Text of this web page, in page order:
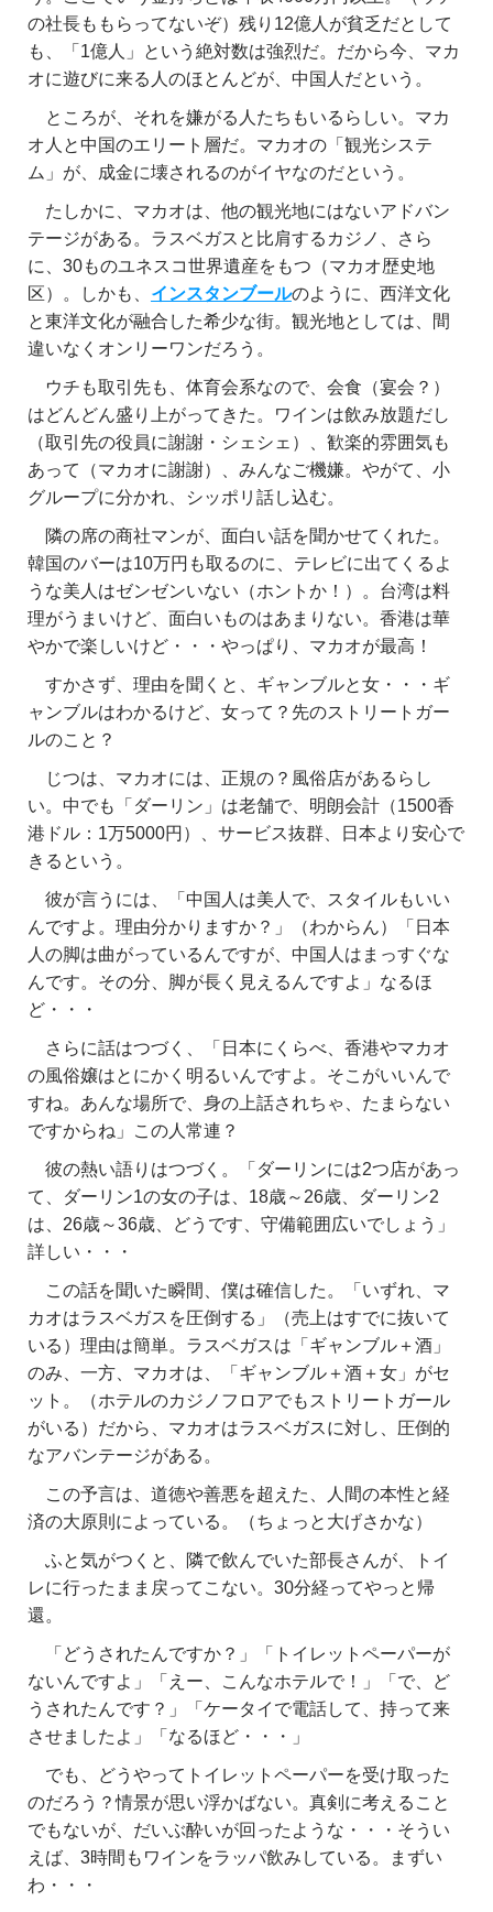
の社長ももらってないぞ）残り12億人が貧乏だとして
も、「1億人」という絶対数は強烈だ。だから今、マカ
オに遊びに来る人のほとんどが、中国人だという。
ところが、それを嫌がる人たちもいるらしい。マカ
オ人と中国のエリート層だ。マカオの「観光システ
ム」が、成金に壊されるのがイヤなのだという。
たしかに、マカオは、他の観光地にはないアドバン
テージがある。ラスベガスと比肩するカジノ、さら
に、30ものユネスコ世界遺産をもつ（マカオ歴史地
区）。しかも、 インスタンブールのように、西洋文化
と東洋文化が融合した希少な街。観光地としては、間
違いなくオンリーワンだろう。
ウチも取引先も、体育会系なので、会食（宴会？）
はどんどん盛り上がってきた。ワインは飲み放題だし
（取引先の役員に謝謝・シェシェ）、歓楽的雰囲気も
あって（マカオに謝謝）、みんなご機嫌。やがて、小
グループに分かれ、シッポリ話し込む。
隣の席の商社マンが、面白い話を聞かせてくれた。
韓国のバーは10万円も取るのに、テレビに出てくるよ
うな美人はゼンゼンいない（ホントか！）。台湾は料
理がうまいけど、面白いものはあまりない。香港は華
やかで楽しいけど・・・やっぱり、マカオが最高！
すかさず、理由を聞くと、ギャンブルと女・・・ギ
ャンブルはわかるけど、女って？先のストリートガー
ルのこと？
じつは、マカオには、正規の？風俗店があるらし
い。中でも「ダーリン」は老舗で、明朗会計（1500香
港ドル：1万5000円）、サービス抜群、日本より安心で
きるという。
彼が言うには、「中国人は美人で、スタイルもいい
んですよ。理由分かりますか？」（わからん）「日本
人の脚は曲がっているんですが、中国人はまっすぐな
んです。その分、脚が長く見えるんですよ」なるほ
ど・・・
さらに話はつづく、「日本にくらべ、香港やマカオ
の風俗嬢はとにかく明るいんですよ。そこがいいんで
すね。あんな場所で、身の上話されちゃ、たまらない
ですからね」この人常連？
彼の熱い語りはつづく。「ダーリンには2つ店があっ
て、ダーリン1の女の子は、18歳～26歳、ダーリン2
は、26歳～36歳、どうです、守備範囲広いでしょう」
詳しい・・・
この話を聞いた瞬間、僕は確信した。「いずれ、マ
カオはラスベガスを圧倒する」（売上はすでに抜いて
いる）理由は簡単。ラスベガスは「ギャンブル＋酒」
のみ、一方、マカオは、「ギャンブル＋酒＋女」がセ
ット。（ホテルのカジノフロアでもストリートガール
がいる）だから、マカオはラスベガスに対し、圧倒的
なアバンテージがある。
この予言は、道徳や善悪を超えた、人間の本性と経
済の大原則によっている。（ちょっと大げさかな）
ふと気がつくと、隣で飲んでいた部長さんが、トイ
レに行ったまま戻ってこない。30分経ってやっと帰
還。
「どうされたんですか？」「トイレットペーパーが
ないんですよ」「えー、こんなホテルで！」「で、ど
うされたんです？」「ケータイで電話して、持って来
させましたよ」「なるほど・・・」
でも、どうやってトイレットペーパーを受け取った
のだろう？情景が思い浮かばない。真剣に考えること
でもないが、だいぶ酔いが回ったような・・・そうい
えば、3時間もワインをラッパ飲みしている。まずい
わ・・・